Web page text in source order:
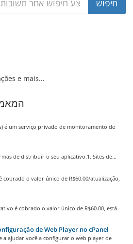
e mais...
é um serviço privado de monitoramento de
de distribuir o seu aplicativo.1. Sites de...
cobrado o valor único de R$60.00/atualização,
é cobrado o valor único de R$60.00, está
de Web Player no cPanel
a ajudar você a configurar o web player de